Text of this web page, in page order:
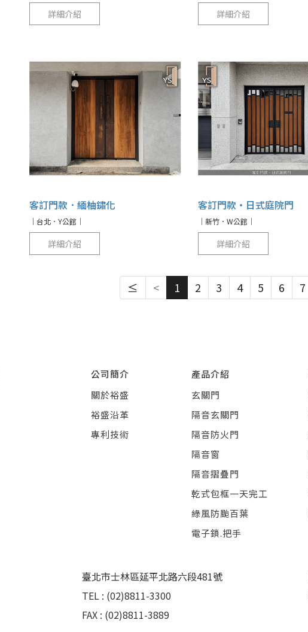
詳細介紹 詳細介紹
客訂門款．緬柚鏽化
｜台北．Y公館｜
詳細介紹
客訂門款‧日式庭院門
｜新竹．W公館｜
詳細介紹
≤ < 1 2 3 4 5 6 7
公司簡介
關於裕盛
裕盛沿革
專利技術
產品介紹
玄關門
隔音玄關門
隔音防火門
隔音窗
隔音摺疊門
乾式包框一天完工
綠風防颱百葉
電子鎖.把手
臺北市士林區延平北路六段481號
TEL : (02)8811-3300
FAX : (02)8811-3889